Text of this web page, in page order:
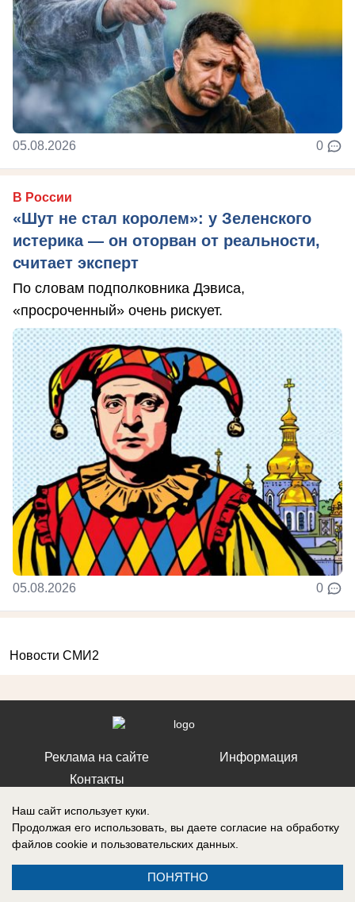
05.08.2026 0
В России
«Шут не стал королем»: у Зеленского
истерика — он оторван от реальности,
считает эксперт
По словам подполковника Дэвиса,
«просроченный» очень рискует.
05.08.2026 0
Новости СМИ2
Реклама на сайте
Контакты
Информация
Запись о регистрации СМИ: ЭЛ № ФС 77 – 86242, выдано
Федеральной службой по надзору в сфере связи, информационных
технологий и массовых коммуникаций (Роскомнадзор) 10 ноября 2023
Наш сайт использует куки.
Продолжая его использовать, вы даете согласие на обработку
файлов cookie и пользовательских данных.
ПОНЯТНО